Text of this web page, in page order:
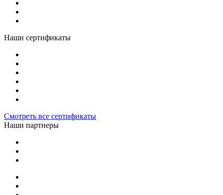
Наши сертификаты
Смотреть все сертификаты
Наши партнеры